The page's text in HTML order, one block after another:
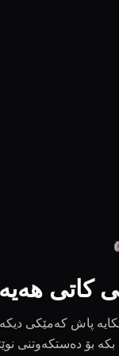
کاتی
پاش کەمێکی دیکە
بۆ دەستکەوتنی